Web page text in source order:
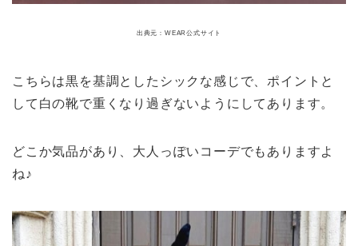
出典元：WEAR公式サイト
こちらは黒を基調としたシックな感じで、ポイントと
して白の靴で重くなり過ぎないようにしてあります。
どこか気品があり、大人っぽいコーデでもありますよ
ね♪